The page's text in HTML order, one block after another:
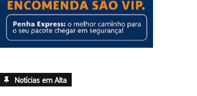
Notícias em Alta